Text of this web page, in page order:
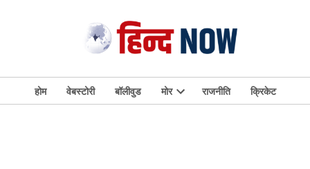
होम वेबस्टोरी बॉलीवुड मोर
Open
राजनीति क्रिकेट